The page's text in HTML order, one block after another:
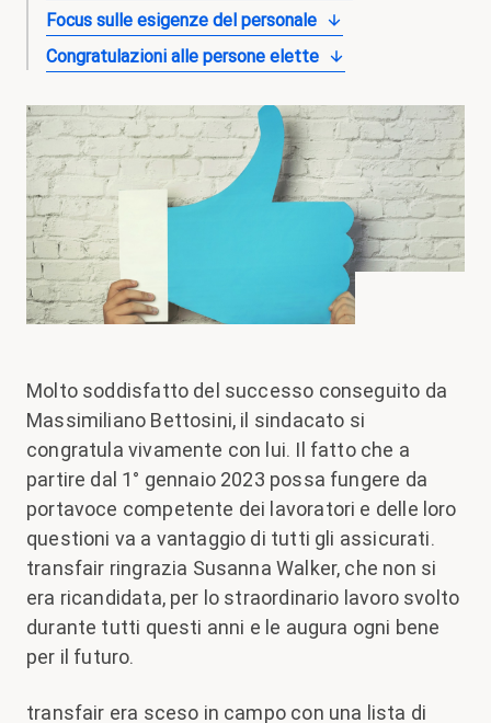
Focus sulle esigenze del personale
Congratulazioni alle persone elette
Molto soddisfatto del successo conseguito da
Massimiliano Bettosini, il sindacato si
congratula vivamente con lui. Il fatto che a
partire dal 1° gennaio 2023 possa fungere da
portavoce competente dei lavoratori e delle loro
questioni va a vantaggio di tutti gli assicurati.
transfair ringrazia Susanna Walker, che non si
era ricandidata, per lo straordinario lavoro svolto
durante tutti questi anni e le augura ogni bene
per il futuro.
transfair era sceso in campo con una lista di